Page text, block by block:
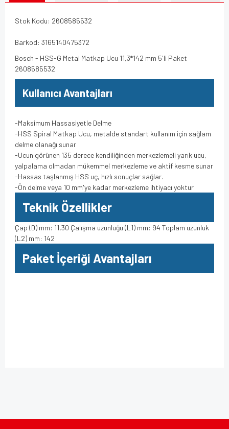
Stok Kodu: 2608585532
Barkod: 3165140475372
Bosch - HSS-G Metal Matkap Ucu 11,3*142 mm 5'li Paket
2608585532
Kullanıcı Avantajları
-Maksimum Hassasiyetle Delme
-HSS Spiral Matkap Ucu, metalde standart kullanım için sağlam
delme olanağı sunar
-Ucun görünen 135 derece kendiliğinden merkezlemeli yarık ucu,
yalpalama olmadan mükemmel merkezleme ve aktif kesme sunar
-Hassas taşlanmış HSS uç, hızlı sonuçlar sağlar.
-Ön delme veya 10 mm'ye kadar merkezleme ihtiyacı yoktur
Teknik Özellikler
Çap (D) mm: 11,30 Çalışma uzunluğu (L1) mm: 94 Toplam uzunluk
(L2) mm: 142
Paket İçeriği Avantajları